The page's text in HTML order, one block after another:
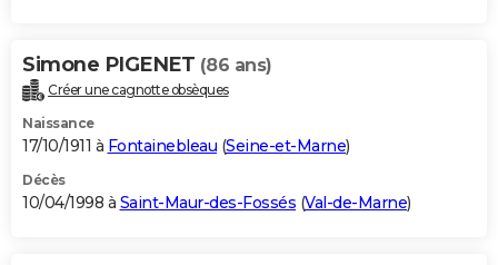
Simone PIGENET (86 ans)
Créer une cagnotte obsèques
Naissance
17/10/1911 à Fontainebleau (Seine-et-Marne)
Décès
10/04/1998 à Saint-Maur-des-Fossés (Val-de-Marne)